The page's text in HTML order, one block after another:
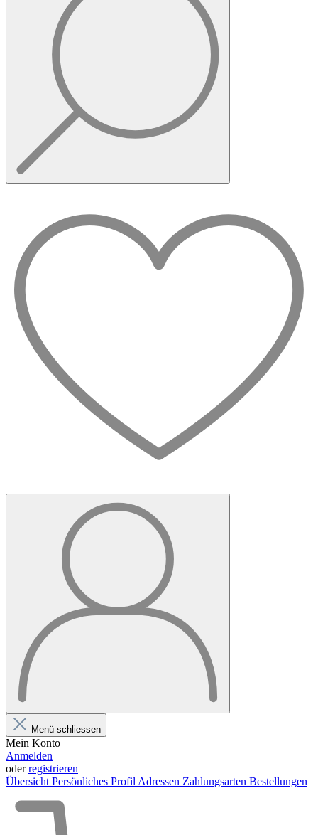
Menü schliessen
Mein Konto
Anmelden
oderregistrieren
Übersicht Persönliches Profil Adressen Zahlungsarten Bestellungen